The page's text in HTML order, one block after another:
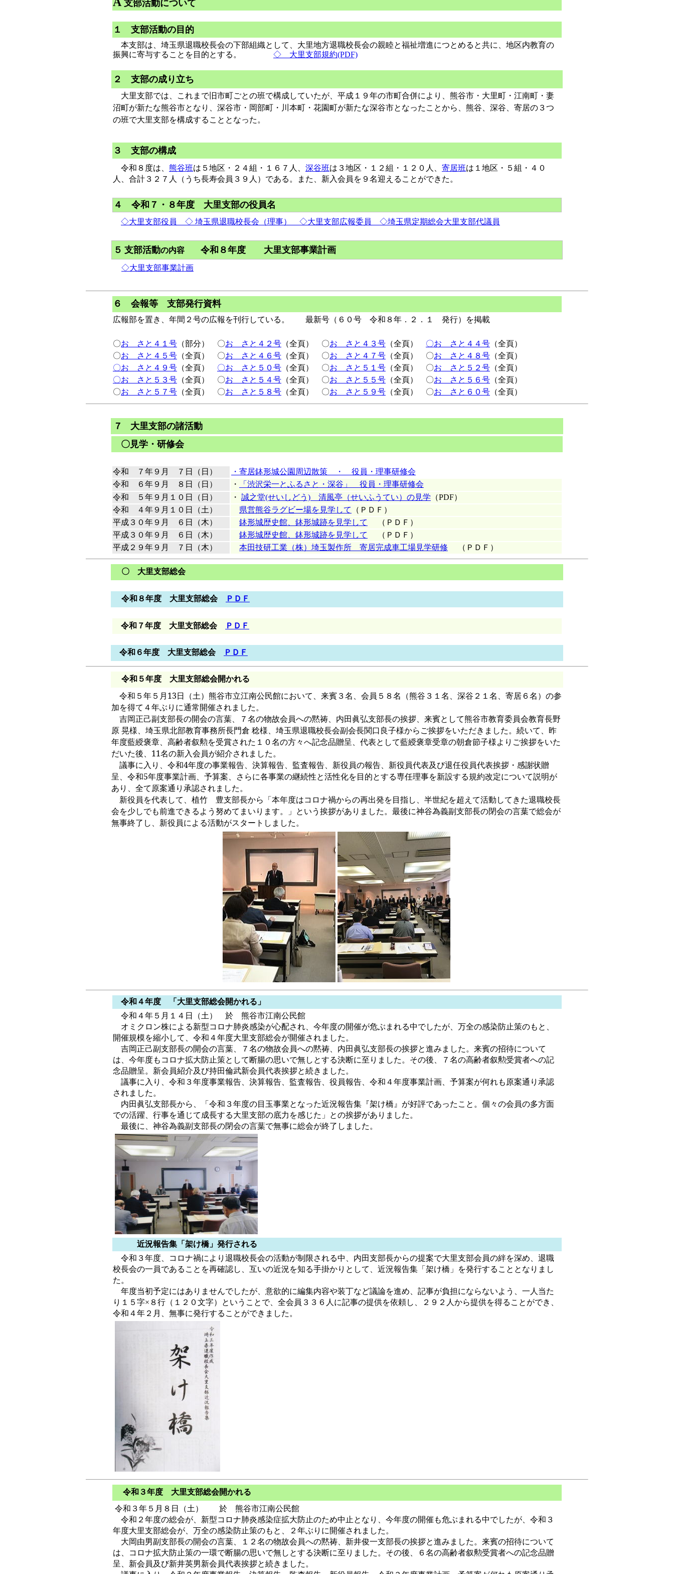
支部活動について
１ 支部活動の目的
本支部は、埼玉県退職校長会の下部組織として、大里地方退職校長会の親睦と福祉増進につとめると共に、地区内教育の
振興に寄与することを目的とする。
◇ 大里支部規約(PDF)
２ 支部の成り立ち
大里支部では、これまで旧市町ごとの班で構成していたが、平成１９年の市町合併により、熊谷市・大里町・江南町・妻
沼町が新たな熊谷市となり、深谷市・岡部町・川本町・花園町が新たな深谷市となったことから、熊谷、深谷、寄居の３つ
の班で大里支部を構成することとなった。
３ 支部の構成
令和８度は、 熊谷班は５地区・２４組・１６７人、 深谷班は３地区・１２組・１２０人、 寄居班は１地区・５組・４０
人、合計３２７人（うち長寿会員３９人）である。また、新入会員を９名迎えることができた。
４ 令和７・８年度 大里支部の役員名
◇大里支部役員 ◇ 埼玉県退職校長会（理事） ◇大里支部広報委員 ◇埼玉県定期総会大里支部代議員
５ 支部活動の内容 令和８年度 大里支部事業計画
◇大里支部事業計画
６ 会報等 支部発行資料
広報部を置き、年間２号の広報を刊行している。 最新号（６０号 令和８年．２．１ 発行）を掲載
〇おゝさと４１号 （部分） 〇おゝさと４２号 （全頁） 〇おゝさと４３号 （全頁） 〇おゝさと４４号 （全頁）
〇おゝさと４５号 （全頁） 〇おゝさと４６号 （全頁） 〇おゝさと４７号 （全頁） 〇おゝさと４８号 （全頁）
〇おゝさと４９号 （全頁） 〇おゝさと５０号 （全頁） 〇おゝさと５１号 （全頁） 〇おゝさと５２号 （全頁）
〇おゝさと５３号 （全頁） 〇おゝさと５４号 （全頁） 〇おゝさと５５号 （全頁） 〇おゝさと５６号 （全頁）
〇おゝさと５７号 （全頁） 〇おゝさと５８号 （全頁） 〇おゝさと５９号 （全頁） 〇おゝさと６０号 （全頁）
７
大里支部の諸活動
〇見学・研修会
令和 ７年９月 ７日（日）
・寄居鉢形城公園周辺散策 ・ 役員・理事研修会
令和 ６年９月 ８日（日）
・
「渋沢栄一とふるさと・深谷」 役員・理事研修会
令和 ５年９月１０日（日）
・ 誠之堂(せいしどう) 清風亭（せいふうてい）の見学 （PDF）
令和 ４年９月１０日（土）
県営熊谷ラグビー場を見学して
（ＰＤＦ）
平成３０年９月 ６日（木）
鉢形城歴史館、鉢形城跡を見学して
（ＰＤＦ）
平成３０年９月 ６日（木）
鉢形城歴史館、鉢形城跡を見学して
（ＰＤＦ）
平成２９年９月 ７日（木）
本田技研工業（株）埼玉製作所 寄居完成車工場見学研修 （ＰＤＦ）
〇 大里支部総会
令和８年度 大里支部総会 ＰＤＦ
令和７年度 大里支部総会 ＰＤＦ
令和６年度 大里支部総会 ＰＤＦ
令和５年度 大里支部総会開かれる
令和５年５月13日（土）熊谷市立江南公民館において、来賓３名、会員５８名（熊谷３１名、深谷２１名、寄居６名）の参
加を得て４年ぶりに通常開催されました。
吉岡正己副支部長の開会の言葉、７名の物故会員への黙祷、内田眞弘支部長の挨拶、来賓として熊谷市教育委員会教育長野
原 晃様、埼玉県北部教育事務所長門倉 稔様、埼玉県退職校長会副会長関口良子様からご挨拶をいただきました。続いて、昨
年度藍綬褒章、高齢者叙勲を受賞された１０名の方々へ記念品贈呈、代表として藍綬褒章受章の朝倉節子様よりご挨拶をいた
だいた後、 11名の新入会員が紹介されました。
議事に入り、令和4年度の事業報告、決算報告、監査報告、新役員の報告、新役員代表及び退任役員代表挨拶・感謝状贈
呈、令和5年度事業計画、予算案、さらに各事業の継続性と活性化を目的とする専任理事を新設する規約改定について説明が
あり、全て原案通り承認されました。
新役員を代表して、植竹 豊支部長から「本年度はコロナ禍からの再出発を目指し、半世紀を超えて活動してきた退職校長
会を少しでも前進できるよう努めてまいります。」という挨拶がありました。最後に神谷為義副支部長の閉会の言葉で総会が
無事終了し、新役員による活動がスタートしました。
令和４年度 「大里支部総会開かれる」
令和４年５月１４日（土） 於 熊谷市江南公民館
オミクロン株による新型コロナ肺炎感染が心配され、今年度の開催が危ぶまれる中でしたが、万全の感染防止策のもと、
開催規模を縮小して、令和４年度大里支部総会が開催されました。
吉岡正己副支部長の開会の言葉、７名の物故会員への黙祷、内田眞弘支部長の挨拶と進みました。来賓の招待について
は、今年度もコロナ拡大防止策として断腸の思いで無しとする決断に至りました。その後、７名の高齢者叙勲受賞者への記
念品贈呈。新会員紹介及び持田倫武新会員代表挨拶と続きました。
議事に入り、令和３年度事業報告、決算報告、監査報告、役員報告、令和４年度事業計画、予算案が何れも原案通り承認
されました。
内田眞弘支部長から、「令和３年度の目玉事業となった近況報告集『架け橋』が好評であったこと。個々の会員の多方面
での活躍、行事を通じて成長する大里支部の底力を感じた」との挨拶がありました。
最後に、神谷為義副支部長の閉会の言葉で無事に総会が終了しました。
近況報告集「架け橋」発行される
令和３年度、コロナ禍により退職校長会の活動が制限される中、内田支部長からの提案で大里支部会員の絆を深め、退職
校長会の一員であることを再確認し、互いの近況を知る手掛かりとして、近況報告集「架け橋」を発行することとなりまし
た。
年度当初予定にはありませんでしたが、意欲的に編集内容や装丁など議論を進め、記事が負担にならないよう、一人当た
り１５字×８行（１２０文字）ということで、全会員３３６人に記事の提供を依頼し、２９２人から提供を得ることができ、
令和４年２月、無事に発行することができました。
令和３年度 大里支部総会開かれる
令和３年５月８日（土） 於 熊谷市江南公民館
令和２年度の総会が、新型コロナ肺炎感染症拡大防止のため中止となり、今年度の開催も危ぶまれる中でしたが、令和３
年度大里支部総会が、万全の感染防止策のもと、２年ぶりに開催されました。
大岡由男副支部長の開会の言葉、１２名の物故会員への黙祷、新井俊一支部長の挨拶と進みました。来賓の招待について
は、コロナ拡大防止策の一環で断腸の思いで無しとする決断に至りました。その後、６名の高齢者叙勲受賞者への記念品贈
呈、新会員及び新井英男新会員代表挨拶と続きました。